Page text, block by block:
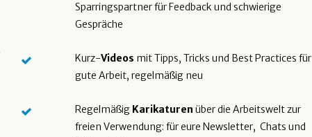
Sparringspartner für Feedback und schwierige
Gespräche
Kurz-Videos mit Tipps, Tricks und Best Practices für
gute Arbeit, regelmäßig neu
Regelmäßig Karikaturen über die Arbeitswelt zur
freien Verwendung: für eure Newsletter, Chats und